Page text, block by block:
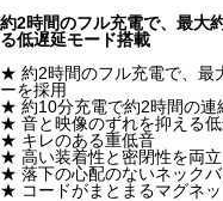
約2時間のフル充電で、最大
る低遅延モード搭載
★ 約2時間のフル充電で、最
ーを採用
★ 約10分充電で約2時間の連
★ 音と映像のずれを抑える
★ キレのある重低音
★ 高い装着性と密閉性を両立
★ 落下の心配のないネック
★ コードがまとまるマグネ